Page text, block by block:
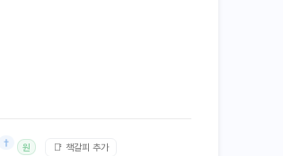
† 원 📑 책갈피 추가